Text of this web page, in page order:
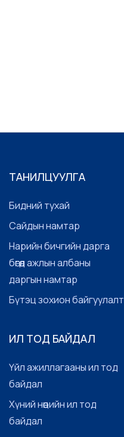
ТАНИЛЦУУЛГА
Бидний тухай
Сайдын намтар
Нарийн бичгийн дарга
бөгөөд ажлын албаны
даргын намтар
Бүтэц зохион байгуулалт
ИЛ ТОД БАЙДАЛ
Үйл ажиллагааны ил тод
байдал
Хүний нөөцийн ил тод
байдал